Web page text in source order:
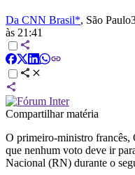
Da CNN Brasil*, São Paulo
às 21:41
Compartilhar matéria
O primeiro-ministro francês,
que nenhum voto deve ir
Nacional (RN) durante o